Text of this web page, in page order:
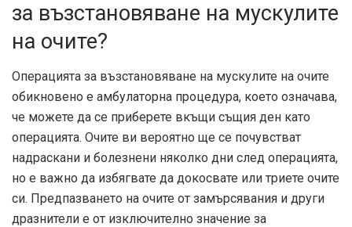
за възстановяване на мускулите
на очите?
Операцията за възстановяване на мускулите на очите
обикновено е амбулаторна процедура, което означава,
че можете да се приберете вкъщи същия ден като
операцията. Очите ви вероятно ще се почувстват
надраскани и болезнени няколко дни след операцията,
но е важно да избягвате да докосвате или триете очите
си. Предпазването на очите от замърсявания и други
дразнители е от изключително значение за